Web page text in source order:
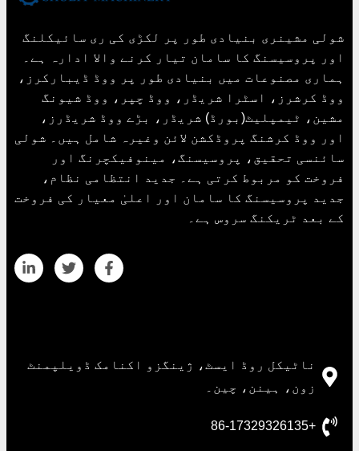
شولی مشینری بنیادی طور پر لکڑی کی ری سائیکلنگ
اور پروسیسنگ کا سامان تیار کرنے والا ادارہ ہے۔
ہماری مصنوعات میں بنیادی طور پر ووڈ ڈیبارکرز،
ووڈ کرشرز، اسٹرا شریڈر، ووڈ چپر، ووڈ شیونگ
مشین، ٹیمپلیٹ(بورڈ) شریڈر، بڑے ووڈ شریڈرز،
اور ووڈ کرشنگ پروڈکشن لائن وغیرہ شامل ہیں۔ شولی
سائنسی تحقیق، پروسیسنگ، مینوفیکچرنگ اور
فروخت کو مربوط کرتی ہے۔ جدید انتظامی نظام،
جدید پروسیسنگ کا سامان اور اعلیٰ معیار کی فروخت
کے بعد ٹریکنگ سروس ہے۔
ناٹیکل روڈ ایسٹ، ژینگزو اکنامک ڈویلپمنٹ
زون، ہینن، چین۔
+86-17329326135